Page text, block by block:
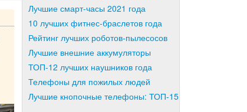
Лучшие смарт-часы 2021 года
10 лучших фитнес-браслетов года
Рейтинг лучших роботов-пылесосов
Лучшие внешние аккумуляторы
ТОП-12 лучших наушников года
Телефоны для пожилых людей
Лучшие кнопочные телефоны: ТОП-15